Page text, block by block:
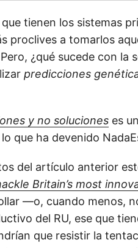
tienen los sistemas
proclives a tomarlos
¿qué sucede con la
predicciones
y no soluciones es
que ha devenido
del artículo anterior
Britain’s most
—o, cuando menos,
del RU, ese que
que resistir la